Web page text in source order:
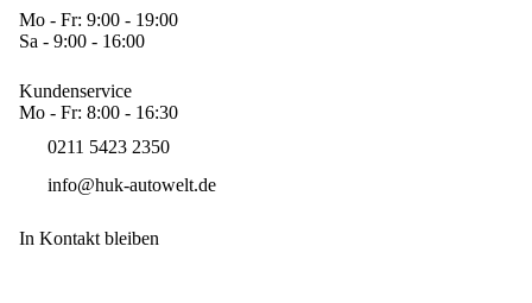
Mo - Fr: 9:00 - 19:00
Sa - 9:00 - 16:00
Kundenservice
Mo - Fr: 8:00 - 16:30
0211 5423 2350
info@huk-autowelt.de
In Kontakt bleiben